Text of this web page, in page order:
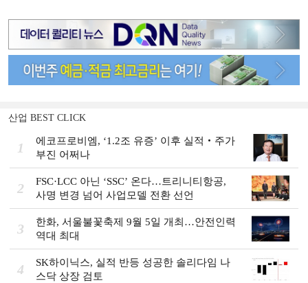
산업 BEST CLICK
1
에코프로비엠, ‘1.2조 유증’ 이후 실적‧주가
부진 어쩌나
2
FSC·LCC 아닌 ‘SSC’ 온다…트리니티항공,
사명 변경 넘어 사업모델 전환 선언
3
한화, 서울불꽃축제 9월 5일 개최…안전인력
역대 최대
4
SK하이닉스, 실적 반등 성공한 솔리다임 나
스닥 상장 검토